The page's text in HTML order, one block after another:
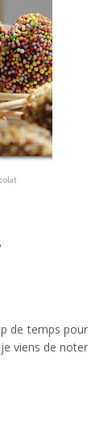
de temps pour
viens de noter